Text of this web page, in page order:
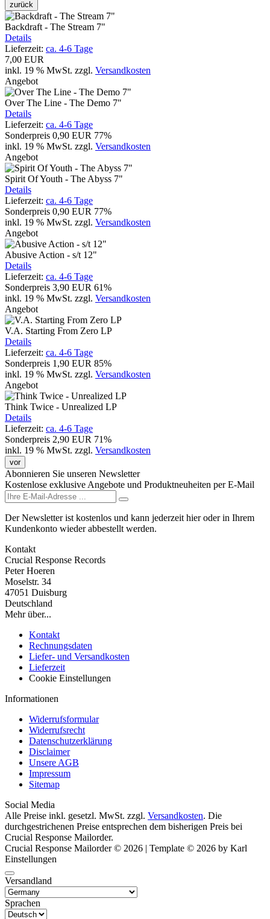
zurück
Backdraft - The Stream 7"
Details
Lieferzeit: ca. 4-6 Tage
7,00 EUR
inkl. 19 % MwSt. zzgl. Versandkosten
Angebot
Over The Line - The Demo 7"
Details
Lieferzeit: ca. 4-6 Tage
Sonderpreis 0,90 EUR 77%
inkl. 19 % MwSt. zzgl. Versandkosten
Angebot
Spirit Of Youth - The Abyss 7"
Details
Lieferzeit: ca. 4-6 Tage
Sonderpreis 0,90 EUR 77%
inkl. 19 % MwSt. zzgl. Versandkosten
Angebot
Abusive Action - s/t 12"
Details
Lieferzeit: ca. 4-6 Tage
Sonderpreis 3,90 EUR 61%
inkl. 19 % MwSt. zzgl. Versandkosten
Angebot
V.A. Starting From Zero LP
Details
Lieferzeit: ca. 4-6 Tage
Sonderpreis 1,90 EUR 85%
inkl. 19 % MwSt. zzgl. Versandkosten
Angebot
Think Twice - Unrealized LP
Details
Lieferzeit: ca. 4-6 Tage
Sonderpreis 2,90 EUR 71%
inkl. 19 % MwSt. zzgl. Versandkosten
vor
Abonnieren Sie unseren Newsletter
Kostenlose exklusive Angebote und Produktneuheiten per E-Mail
Der Newsletter ist kostenlos und kann jederzeit hier oder in Ihrem
Kundenkonto wieder abbestellt werden.
Kontakt
Crucial Response Records
Peter Hoeren
Moselstr. 34
47051 Duisburg
Deutschland
Mehr über...
Kontakt
Rechnungsdaten
Liefer- und Versandkosten
Lieferzeit
Cookie Einstellungen
Informationen
Widerrufsformular
Widerrufsrecht
Datenschutzerklärung
Disclaimer
Unsere AGB
Impressum
Sitemap
Social Media
Alle Preise inkl. gesetzl. MwSt. zzgl. Versandkosten. Die
durchgestrichenen Preise entsprechen dem bisherigen Preis bei
Crucial Response Mailorder.
Crucial Response Mailorder © 2026 | Template © 2026 by Karl
Einstellungen
Versandland
Sprachen